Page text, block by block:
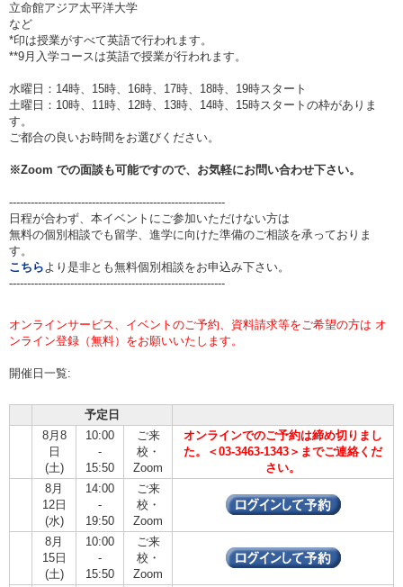
立命館アジア太平洋大学
など
*印は授業がすべて英語で行われます。
**9月入学コースは英語で授業が行われます。
水曜日：14時、15時、16時、17時、18時、19時スタート
土曜日：10時、11時、12時、13時、14時、15時スタートの枠がありま
す。
ご都合の良いお時間をお選びください。
※Zoom での面談も可能ですので、お気軽にお問い合わせ下さい。
------------------------------------------------------------
日程が合わず、本イベントにご参加いただけない方は
無料の個別相談でも留学、進学に向けた準備のご相談を承っておりま
す。
こちらより是非とも無料個別相談をお申込み下さい。
------------------------------------------------------------
オンラインサービス、イベントのご予約、資料請求等をご希望の方は オ
ンライン登録（無料）をお願いいたします。
開催日一覧:
予定日
8月8
日
(土)
10:00
-
15:50
ご来
校・
Zoom
オンラインでのご予約は締め切りまし
た。＜03-3463-1343＞までご連絡くだ
さい。
8月
12日
(水)
14:00
-
19:50
ご来
校・
Zoom
8月
15日
(土)
10:00
-
15:50
ご来
校・
Zoom